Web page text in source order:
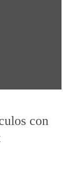
con